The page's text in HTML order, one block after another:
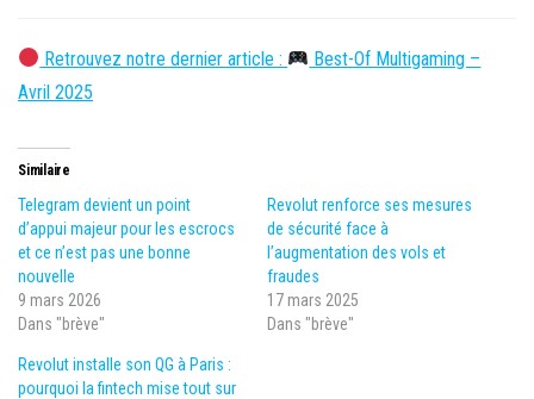
Retrouvez notre dernier article :
Best-Of Multigaming –
Avril 2025
Similaire
Telegram devient un point
d’appui majeur pour les escrocs
et ce n’est pas une bonne
nouvelle
9 mars 2026
Dans "brève"
Revolut renforce ses mesures
de sécurité face à
l’augmentation des vols et
fraudes
17 mars 2025
Dans "brève"
Revolut installe son QG à Paris :
pourquoi la fintech mise tout sur